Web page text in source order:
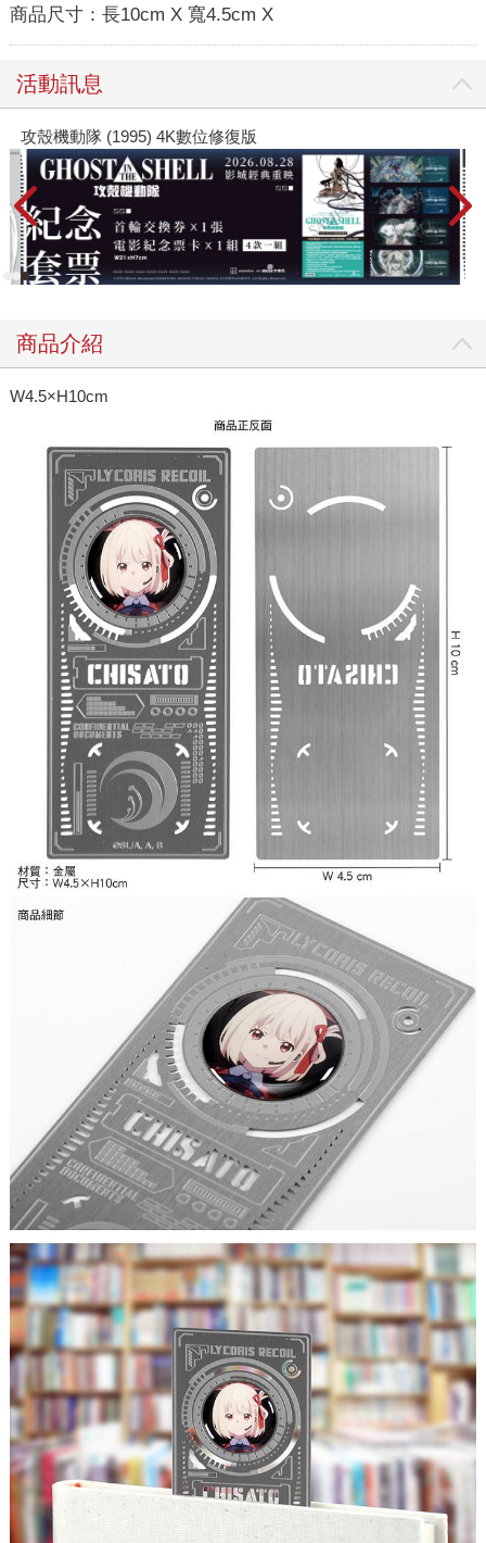
商品尺寸： 長10cm X 寬4.5cm X
活動訊息
攻殼機動隊 (1995) 4K數位修復版
商品介紹
W4.5×H10cm